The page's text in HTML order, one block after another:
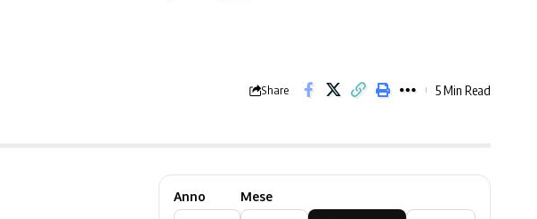
Share 5 Min Read
Anno Mese